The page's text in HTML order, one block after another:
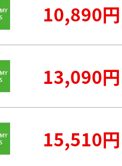
10,890円
13,090円
15,510円